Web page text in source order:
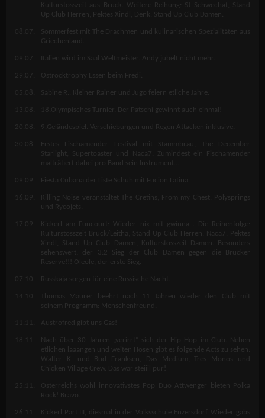
Kulturstosszeit aus Bruck. Weitere Reihung: SJ Schwechat, Stand
Up Club Herren, Pektes Xindl, Denk, Stand Up Club Damen.
08.07.
Sommerfest mit The Drachmen und kulinarischen Spezialitäten aus
Griechenland.
09.07. Italien wird im Saal Weltmeister. Andy jubelt nicht mehr.
29.07. Ostrocktrophy Essen beim Fredi.
05.08. Sabine R., Kleiner Rainer und Jugo feiern etliche Jahre.
13.08. 18.Olympisches Turnier. Der Patschi gewinnt auch einmal!
20.08. 9.Geländespiel. Verschiebungen und Regen Attacken inklusive.
30.08.
Erstes Fischamender Festival mit Stammbräu, The December
Starlight, Supertoaster und Naca7. Zumindest ein Fischamender
malträtiert dabei pro Band sein Instrument…
Fiesta Cubana der Liste Schuh mit Fucion Latina.
16.09.
Killing Noise veranstaltet The Cretins, From my Chest, Polysprings
und Rycojets.
17.09.
Kickerl am Funcourt: Wieder nix mit gwinna... Die Reihenfolge:
Kulturstosszeit Bruck/Leitha, Stand Up Club Herren, Naca7, Pektes
Xindl, Stand Up Club Damen, Kulturstosszeit Damen. Besonders
sehenswert: der 3:2 Sieg der Club Damen gegen die Brucker
Reserve!!! Oleole, der erste Sieg.
07.10. Russkaja sorgen für eine Russische Nacht.
Thomas Maurer beehrt nach 11 Jahren wieder den Club mit
seinem Programm: Menschenfreund.
Austrofred gibt uns Gas!
18.11.
Nach über 30 Jahren „verirrt“ sich der Hip Hop im Club. Neben
etlichen laaangen und weiten Hosen gibt es folgende Acts zu sehen:
Walter K. und Bud Franksen, Das Medium, Tres Monos und
Chicken Village Crew. Das war steiiil pur!
25.11.
Österreichs wohl innovativstes Pop Duo Attwenger bieten Polka
Rock! Bravo.
26.11.
Kickerl Part III, diesmal in der Volksschule Enzersdorf. Wieder gabs